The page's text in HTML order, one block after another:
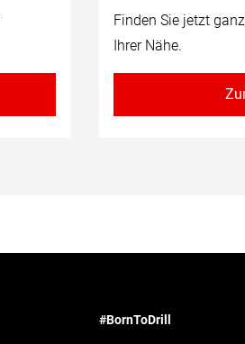
Finden Sie jetzt
Ihrer Nähe.
#BornToDrill